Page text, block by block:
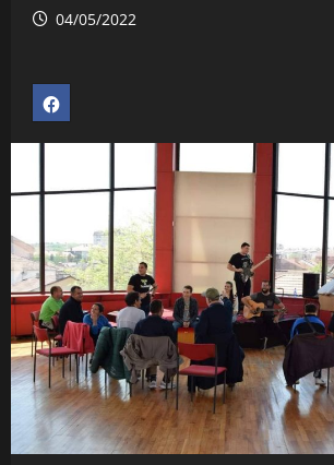
04/05/2022